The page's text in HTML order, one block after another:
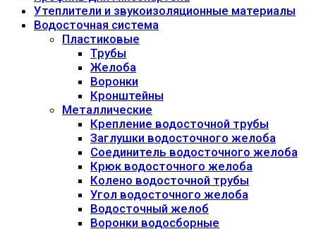
Утеплители и звукоизоляционные материалы
Водосточная система
Пластиковые
Трубы
Желоба
Воронки
Кронштейны
Металлические
Крепление водосточной трубы
Заглушки водосточного желоба
Соединитель водосточного желоба
Крюк водосточного желоба
Колено водосточной трубы
Угол водосточного желоба
Водосточный желоб
Воронки водосборные